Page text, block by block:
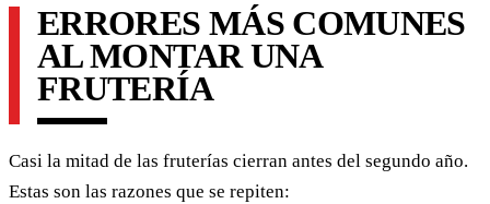
ERRORES MÁS COMUNES
AL MONTAR UNA
FRUTERÍA
Casi la mitad de las fruterías cierran antes del segundo año.
Estas son las razones que se repiten: